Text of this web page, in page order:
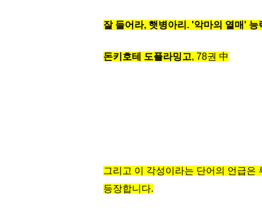
잘 들어라, 햇병아리. '악마의 열매'
돈키호테 도플라밍고, 78권 中
그리고 이 각성이라는 단어의 언급은
등장합니다.